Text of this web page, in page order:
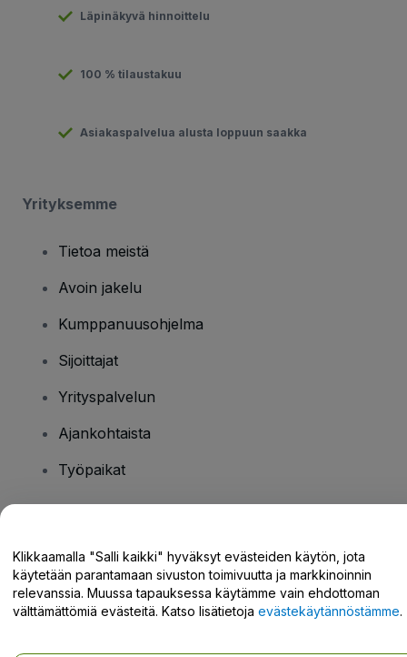
Läpinäkyvä hinnoittelu
100 % tilaustakuu
Asiakaspalvelua alusta loppuun saakka
Yrityksemme
Tietoa meistä
Avoin jakelu
Kumppanuusohjelma
Sijoittajat
Yrityspalvelun
Ajankohtaista
Työpaikat
Tukikeskus / Ota meihin yhteyttä
Klikkaamalla "Salli kaikki" hyväksyt evästeiden käytön, jota
käytetään parantamaan sivuston toimivuutta ja markkinoinnin
relevanssia. Muussa tapauksessa käytämme vain ehdottoman
välttämättömiä evästeitä. Katso lisätietoja evästekäytännöstämme.